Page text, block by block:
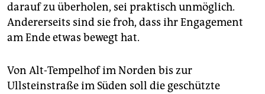
darauf zu überholen, sei praktisch unmöglich.
Andererseits sind sie froh, dass ihr Engagement
am Ende etwas bewegt hat.
Von Alt-Tempelhof im Norden bis zur
Ullsteinstraße im Süden soll die geschützte